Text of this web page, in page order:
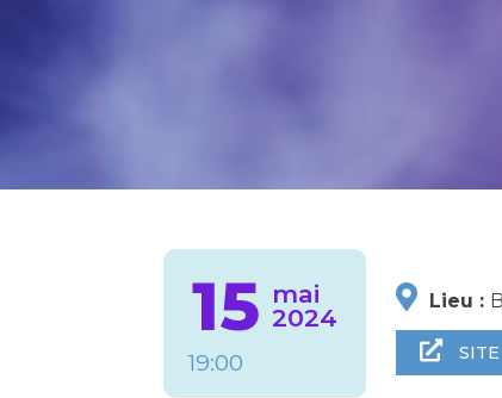
15 mai
2024
19:00
Lieu :